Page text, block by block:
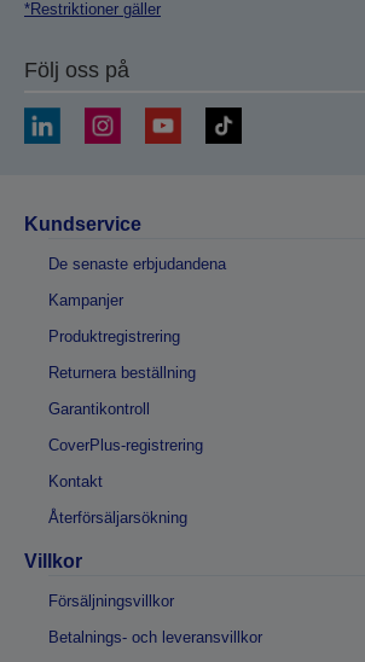
*Restriktioner gäller
Följ oss på
Kundservice
De senaste erbjudandena
Kampanjer
Produktregistrering
Returnera beställning
Garantikontroll
CoverPlus-registrering
Kontakt
Återförsäljarsökning
Villkor
Försäljningsvillkor
Betalnings- och leveransvillkor